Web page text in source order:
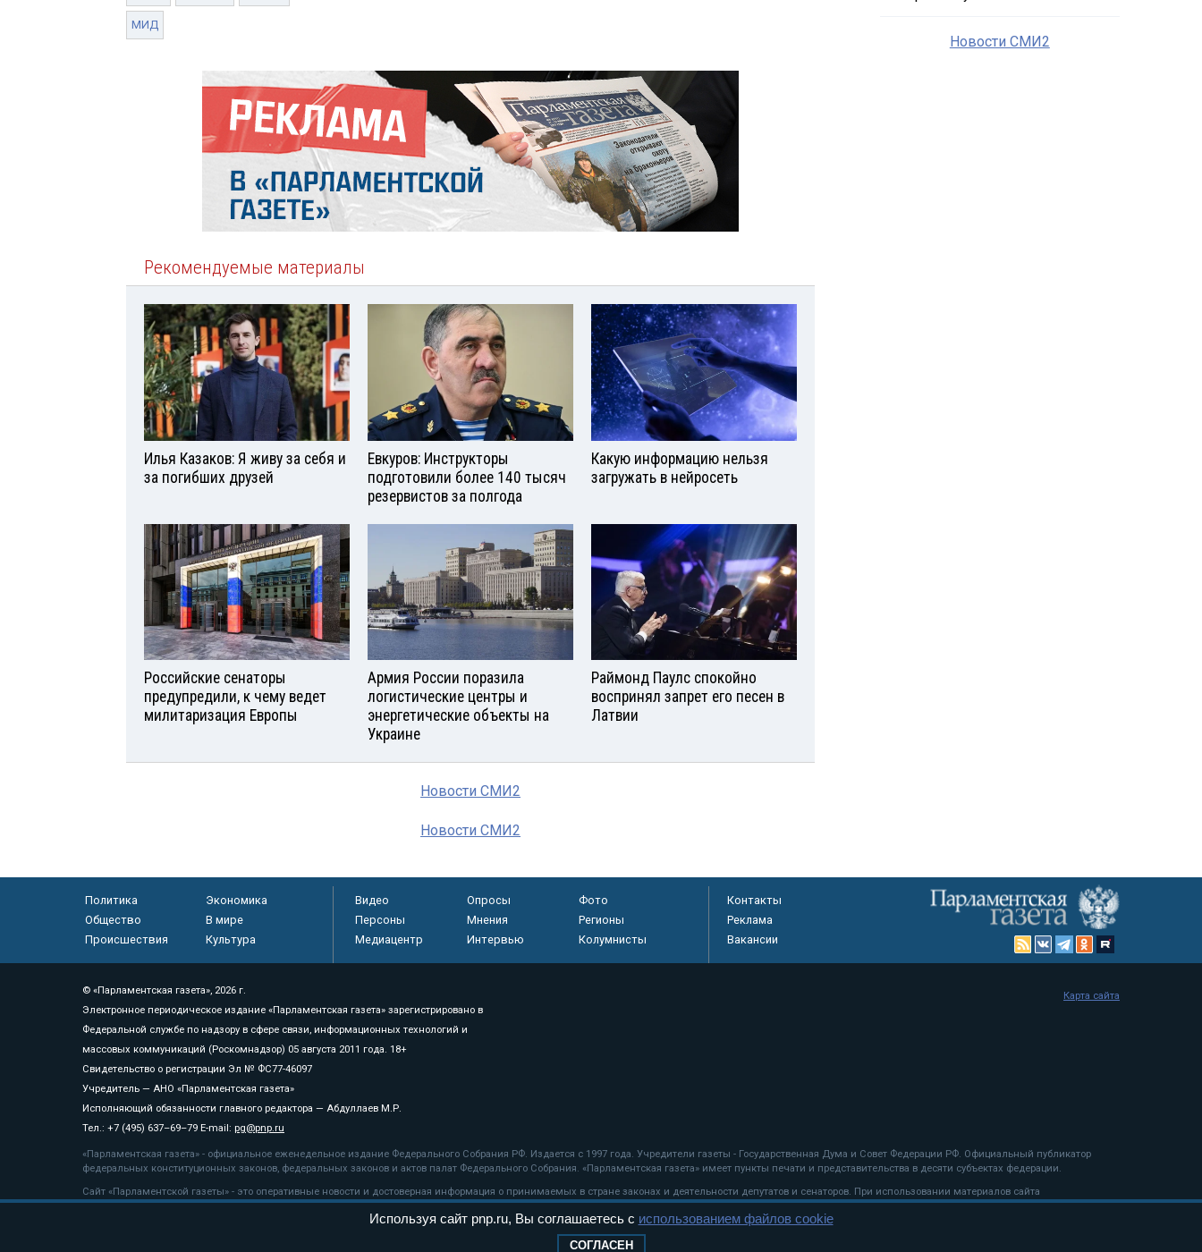
МИД
Рекомендуемые материалы
Илья Казаков: Я живу за себя и
за погибших друзей
Евкуров: Инструкторы
подготовили более 140 тысяч
резервистов за полгода
Какую информацию нельзя
загружать в нейросеть
Российские сенаторы
предупредили, к чему ведет
милитаризация Европы
Армия России поразила
логистические центры и
энергетические объекты на
Украине
Раймонд Паулс спокойно
воспринял запрет его песен в
Латвии
Новости СМИ2
Новости СМИ2
Новости СМИ2
Политика
Экономика
Общество
В мире
Происшествия
Культура
Видео Опросы
Фото
Персоны
Мнения
Регионы
Медиацентр
Интервью Колумнисты
Контакты
Реклама
Вакансии
© «Парламентская газета», 2026 г.
Электронное периодическое издание «Парламентская газета» зарегистрировано в
Федеральной службе по надзору в сфере связи, информационных технологий и
массовых коммуникаций (Роскомнадзор) 05 августа 2011 года. 18+
Свидетельство о регистрации Эл № ФС77-46097
Учредитель — АНО «Парламентская газета»
Исполняющий обязанности главного редактора — Абдуллаев М.Р.
Тел.: +7 (495) 637–69–79 E-mail: pg@pnp.ru
«Парламентская газета» - официальное еженедельное издание Федерального Собрания РФ. Издается с 1997 года. Учредители газеты - Государственная Дума и Совет Федерации РФ. Официальный публикатор
федеральных конституционных законов, федеральных законов и актов палат Федерального Собрания. «Парламентская газета» имеет пункты печати и представительства в десяти субъектах федерации.
Сайт «Парламентской газеты» - это оперативные новости и достоверная информация о принимаемых в стране законах и деятельности депутатов и сенаторов. При использовании материалов сайта
«Парламентской газеты» активная ссылка на pnp.ru обязательна.
рекомендательные технологии
Карта сайта
Используя сайт pnp.ru, Вы соглашаетесь с использованием файлов cookie
СОГЛАСЕН